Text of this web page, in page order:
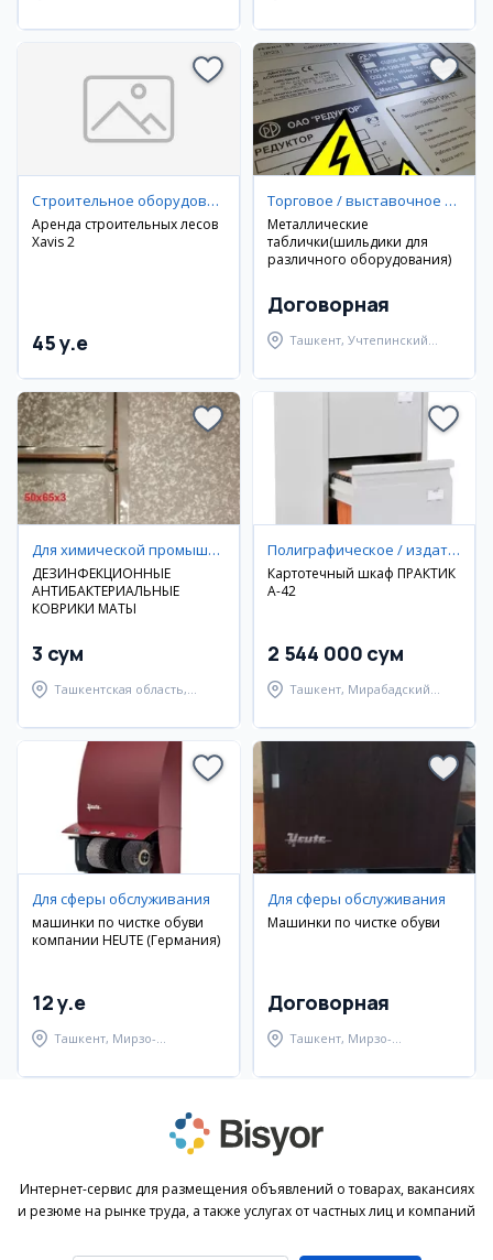
Строительное оборудование
Аренда строительных лесов
Xavis 2
45 y.e
Торговое / выставочное оборудование
Металлические
таблички(шильдики для
различного оборудования)
Договорная
Ташкент, Учтепинский
Для химической промышленности / фармацевтики / медицины
ДЕЗИНФЕКЦИОННЫЕ
АНТИБАКТЕРИАЛЬНЫЕ
КОВРИКИ МАТЫ
3 сум
Ташкентская область,
Полиграфическое / издательское оборудование
Картотечный шкаф ПРАКТИК
А-42
2 544 000 сум
Ташкент, Мирабадский
Для сферы обслуживания
машинки по чистке обуви
компании HEUTE (Германия)
12 y.e
Ташкент, Мирзо-
Для сферы обслуживания
Машинки по чистке обуви
Договорная
Ташкент, Мирзо-
Интернет-сервис для размещения объявлений о товарах, вакансиях
и резюме на рынке труда, а также услугах от частных лиц и компаний